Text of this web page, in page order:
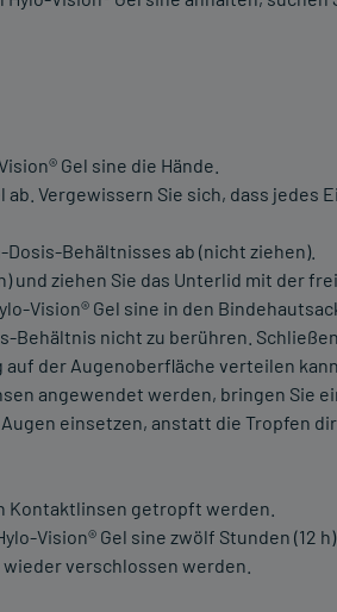
Gel sine die Hände.
Vergewissern Sie sich, dass jedes
Behältnisses ab (nicht ziehen).
und ziehen Sie das Unterlid mit der
Vision® Gel sine in den
Behältnis nicht zu berühren.
auf der Augenoberfläche verteilen kann.
angewendet werden, bringen Sie
einsetzen, anstatt die Tropfen
Kontaktlinsen getropft werden.
Vision® Gel sine zwölf Stunden (12
verschlossen werden.